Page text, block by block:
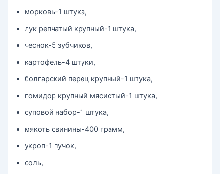
морковь-1 штука,
лук репчатый крупный-1 штука,
чеснок-5 зубчиков,
картофель-4 штуки,
болгарский перец крупный-1 штука,
помидор крупный мясистый-1 штука,
суповой набор-1 штука,
мякоть свинины-400 грамм,
укроп-1 пучок,
соль,